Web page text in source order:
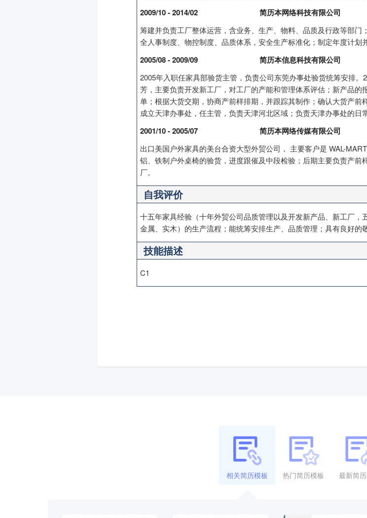
2009/10 - 2014/02 简历本网络科技有限公司
筹建并负责工厂整体运营，含业务、生产、物料、品质及行政等部
全人事制度、物控制度、品质体系，安全生产标准化；制定年度计划
2005/08 - 2009/09 简历本信息科技有限公司
2005年入职任家具部验货主管，负责公司东莞办事处验货统筹安排
芳，主要负责开发新工厂，对工厂的产能和管理体系评估；新产品
单；根据大货交期，协商产前样排期，并跟踪其制作；确认大货产
成立天津办事处，任主管，负责天津河北区域；负责天津办事处的日
2001/10 - 2005/07 简历本网络传媒有限公司
出口美国户外家具的美台合资大型外贸公司， 主要客户是 WAL-
铝、铁制户外桌椅的验货，进度跟催及中段检验；后期主要负责产
厂。
自我评价
十五年家具经验（十年外贸公司品质管理以及开发新产品、新工厂，
金属、实木）的生产流程；能统筹安排生产、品质管理；具有良好的
技能描述
C1
相关简历模板 热门简历模板 最新简